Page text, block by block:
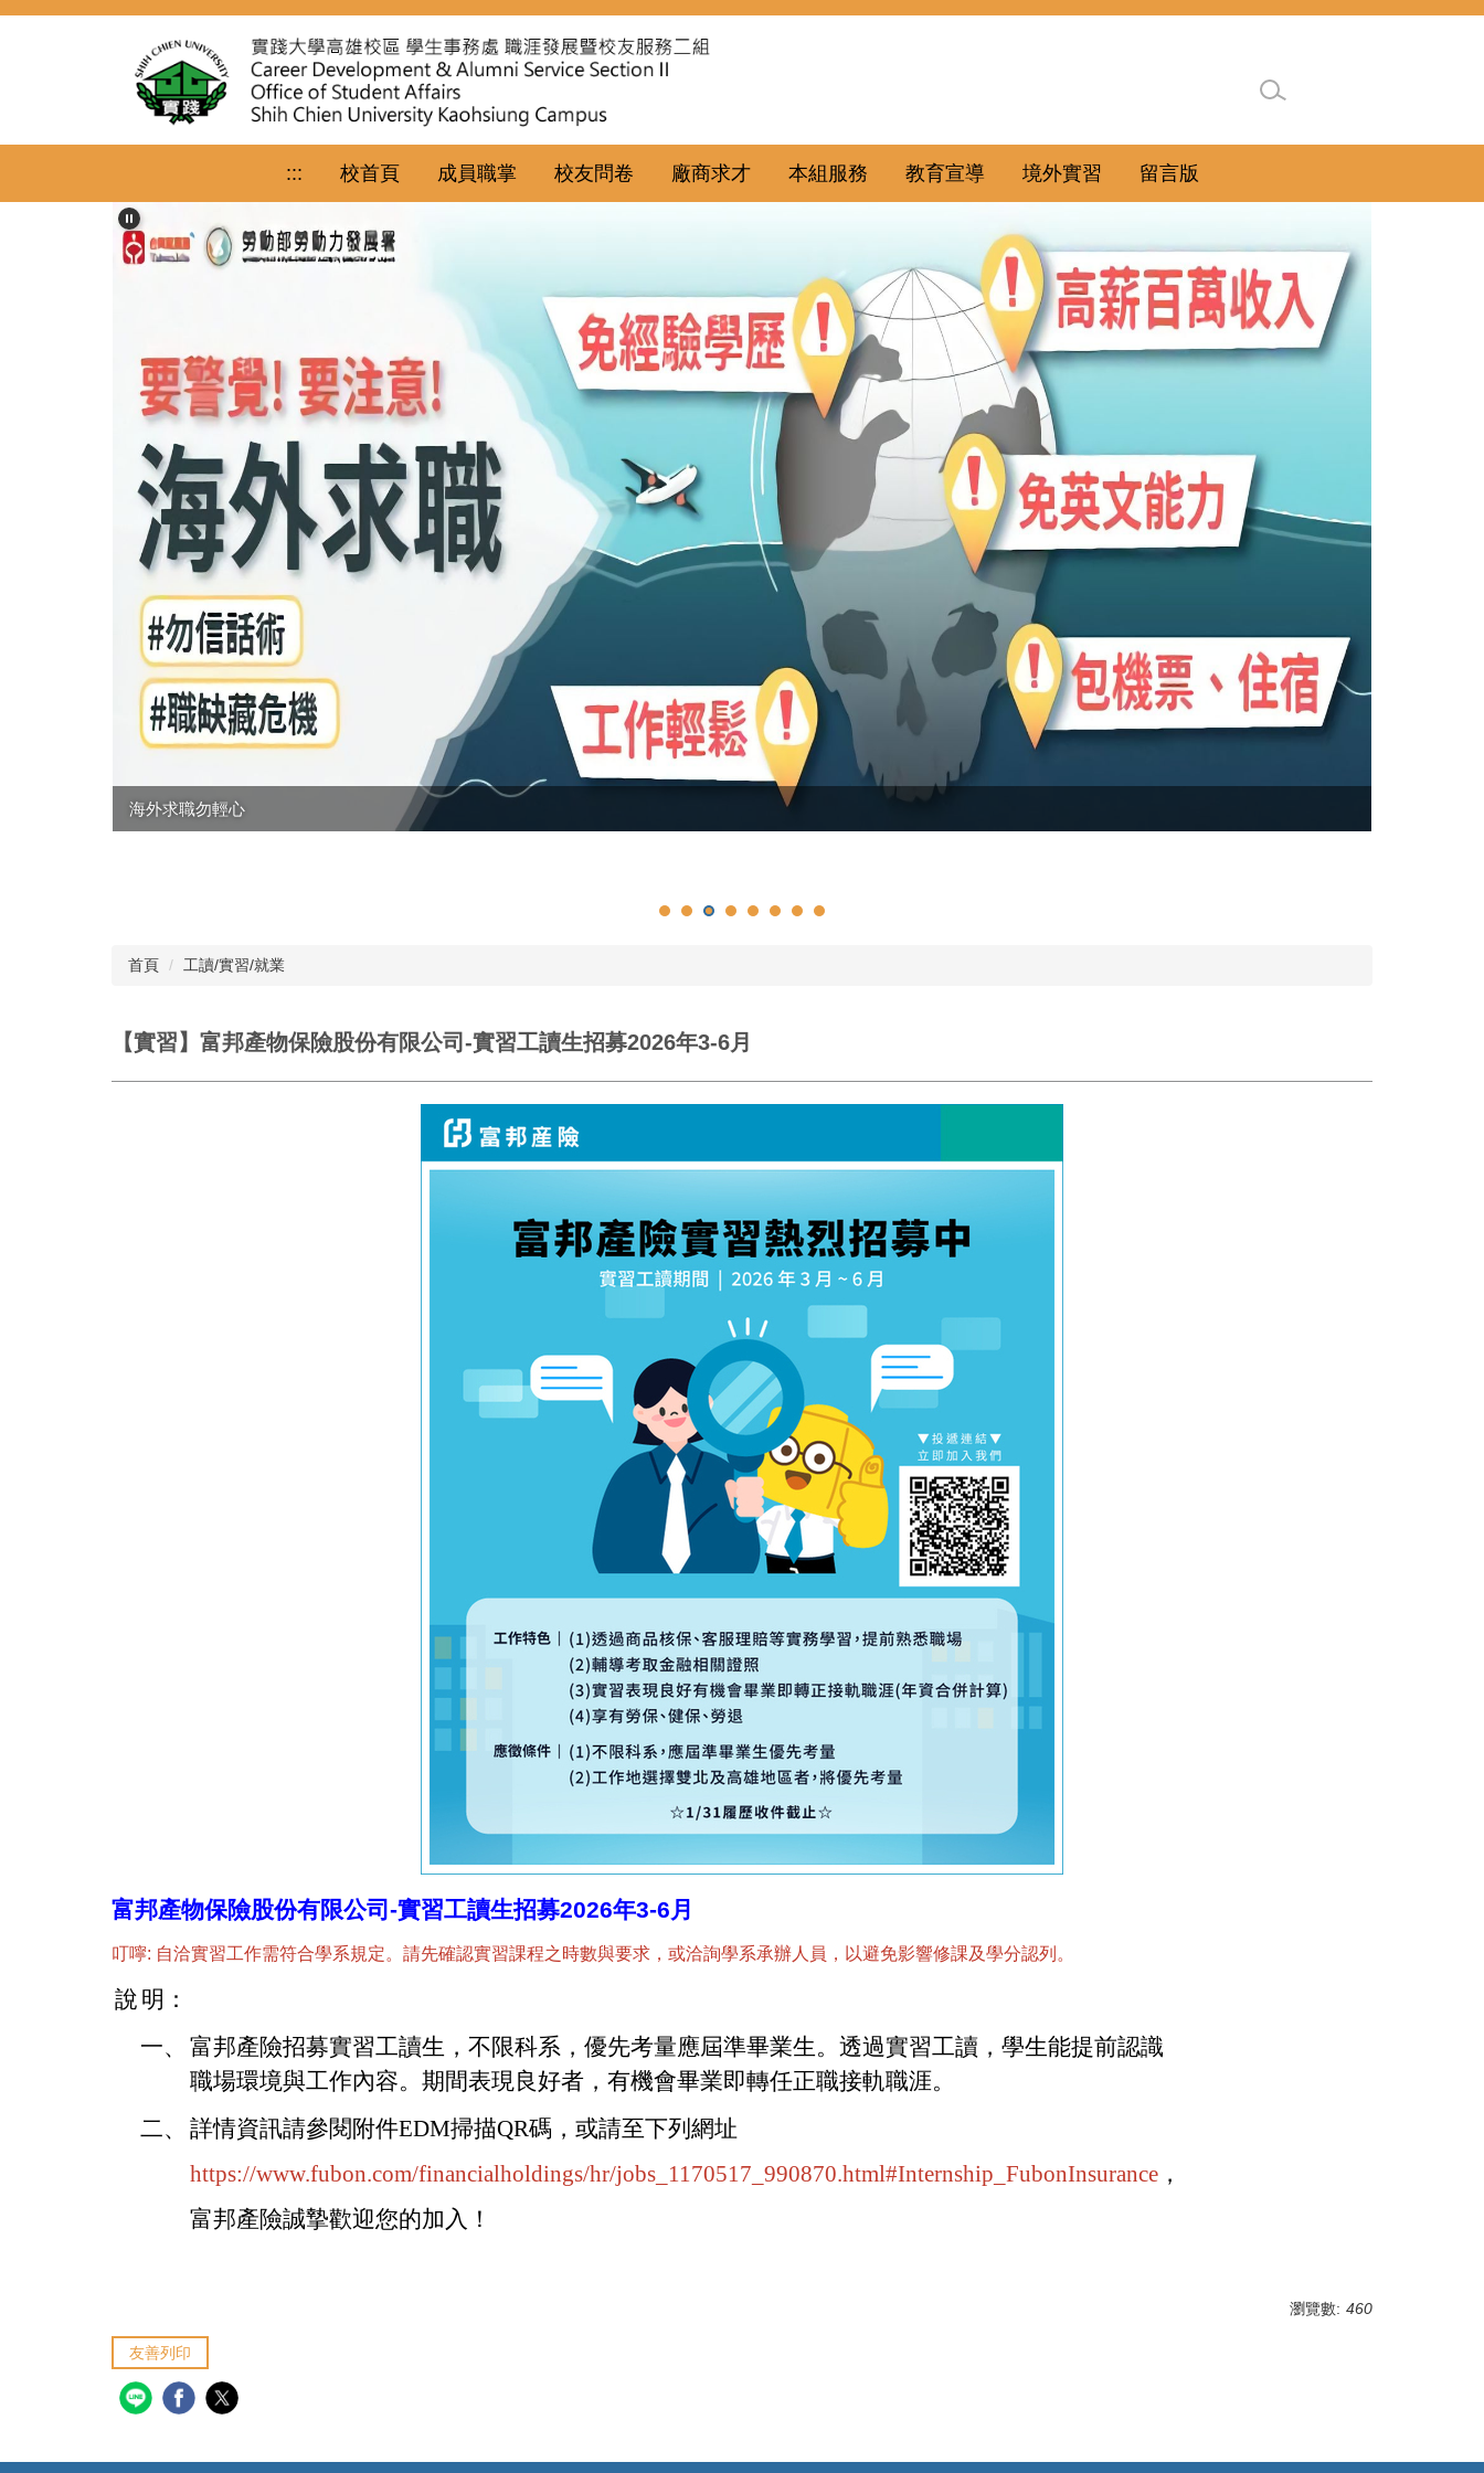
跳
::: 校首頁 成員職掌 校友問卷 廠商求才 本組服務 教育宣導 境外實習 留言版
海外求職勿輕心
首頁 工讀/實習/就業
【實習】富邦產物保險股份有限公司-實習工讀生招募2026年3-6月
富邦產物保險股份有限公司-實習工讀生招募2026年3-6月
叮嚀: 自洽實習工作需符合學系規定。請先確認實習課程之時數與要求，或洽詢學系承辦人員，以避免影響修課及學分認列。
說 明：
一、
富邦產險招募實習工讀生，不限科系，優先考量應屆準畢業生。透過實習工讀，學生能提前認識
職場環境與工作內容。期間表現良好者，有機會畢業即轉任正職接軌職涯。
二、
詳情資訊請參閱附件EDM掃描QR碼，或請至下列網址
https://www.fubon.com/financialholdings/hr/jobs_1170517_990870.html#Internship_FubonInsurance ，
富邦產險誠摯歡迎您的加入！
瀏覽數: 460
友善列印